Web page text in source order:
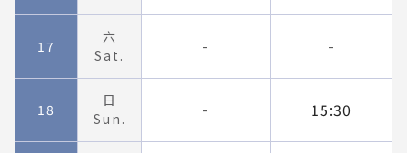
17
六
Sat.
- -
18
日
Sun.
- 15:30